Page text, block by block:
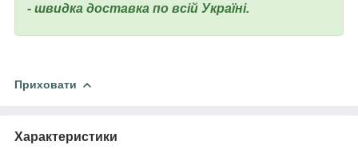
- швидка доставка по всій Україні.
Приховати
Характеристики